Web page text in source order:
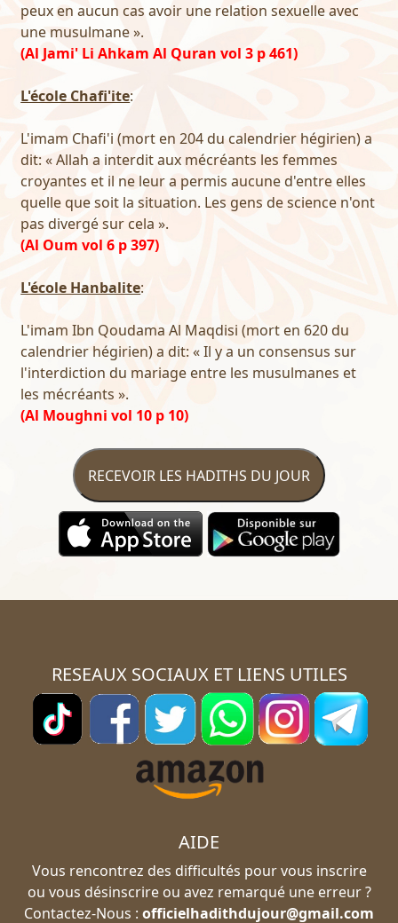
peux en aucun cas avoir une relation sexuelle avec
une musulmane ».
(Al Jami' Li Ahkam Al Quran vol 3 p 461)
L'école Chafi'ite:
L'imam Chafi'i (mort en 204 du calendrier hégirien) a
dit: « Allah a interdit aux mécréants les femmes
croyantes et il ne leur a permis aucune d'entre elles
quelle que soit la situation. Les gens de science n'ont
pas divergé sur cela ».
(Al Oum vol 6 p 397)
L'école Hanbalite:
L'imam Ibn Qoudama Al Maqdisi (mort en 620 du
calendrier hégirien) a dit: « Il y a un consensus sur
l'interdiction du mariage entre les musulmanes et
les mécréants ».
(Al Moughni vol 10 p 10)
RECEVOIR LES HADITHS DU JOUR
RESEAUX SOCIAUX ET LIENS UTILES
AIDE
Vous rencontrez des difficultés pour vous inscrire
ou vous désinscrire ou avez remarqué une erreur ?
Contactez-Nous : officielhadithdujour@gmail.com